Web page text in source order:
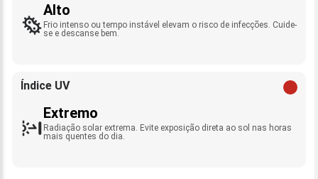
Alto
Frio intenso ou tempo instável elevam o risco de infecções. Cuide-
se e descanse bem.
Índice UV
Extremo
Radiação solar extrema. Evite exposição direta ao sol nas horas
mais quentes do dia.